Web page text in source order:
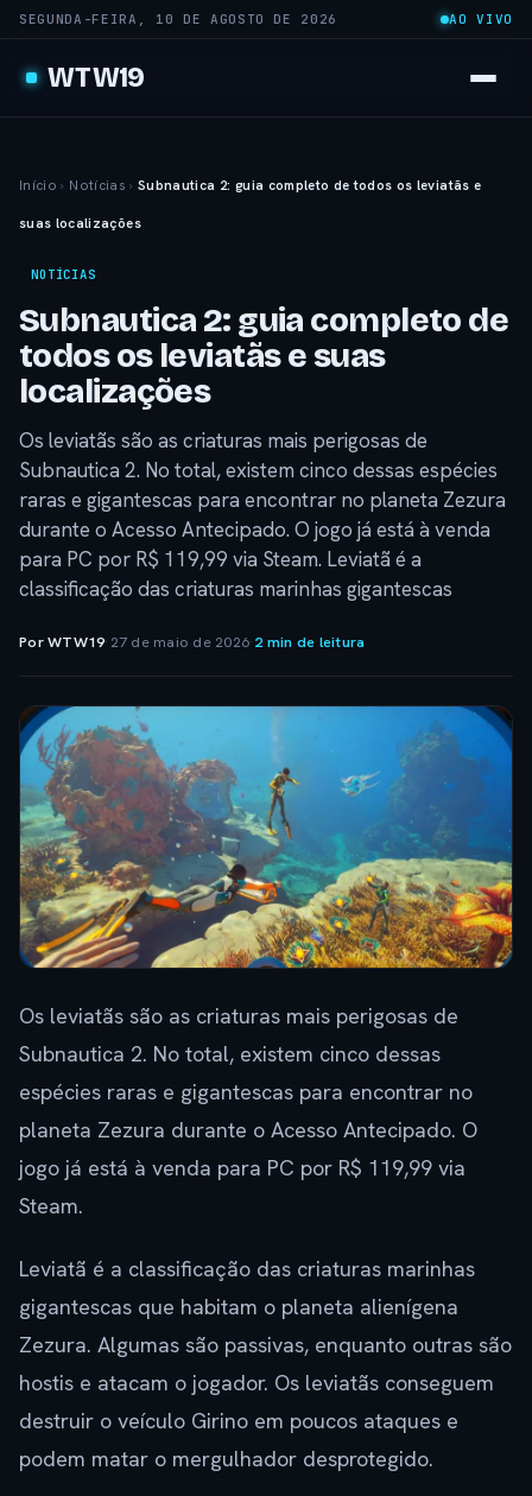
SEGUNDA-FEIRA, 10 DE AGOSTO DE 2026 AO VIVO
WTW19
Início › Notícias › Subnautica 2: guia completo de todos os leviatãs e
suas localizações
NOTÍCIAS
Subnautica 2: guia completo de
todos os leviatãs e suas
localizações
Os leviatãs são as criaturas mais perigosas de
Subnautica 2. No total, existem cinco dessas espécies
raras e gigantescas para encontrar no planeta Zezura
durante o Acesso Antecipado. O jogo já está à venda
para PC por R$ 119,99 via Steam. Leviatã é a
classificação das criaturas marinhas gigantescas
Por WTW19· 27 de maio de 2026·2 min de leitura
Os leviatãs são as criaturas mais perigosas de
Subnautica 2. No total, existem cinco dessas
espécies raras e gigantescas para encontrar no
planeta Zezura durante o Acesso Antecipado. O
jogo já está à venda para PC por R$ 119,99 via
Steam.
Leviatã é a classificação das criaturas marinhas
gigantescas que habitam o planeta alienígena
Zezura. Algumas são passivas, enquanto outras são
hostis e atacam o jogador. Os leviatãs conseguem
destruir o veículo Girino em poucos ataques e
podem matar o mergulhador desprotegido.